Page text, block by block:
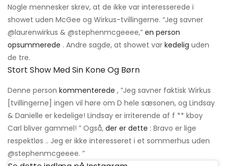
Nogle mennesker skrev, at de ikke var interesserede i
showet uden McGee og Wirkus-tvillingerne. “Jeg savner
@laurenwirkus & @stephenmcgeeee,” en person
opsummerede . Andre sagde, at showet var kedelig uden
de tre.
Stort Show Med Sin Kone Og Børn
Denne person kommenterede , ”Jeg savner faktisk Wirkus
[tvillingerne] ingen vil høre om D hele sæsonen, og Lindsay
& Danielle er kedelige! Lindsay er irriterende af f ** kboy
Carl bliver gammel! ” Også, der er dette : Bravo er lige
respektløs .. Jeg er ikke interesseret i et sommerhus uden
@stephenmcgeeee. ”